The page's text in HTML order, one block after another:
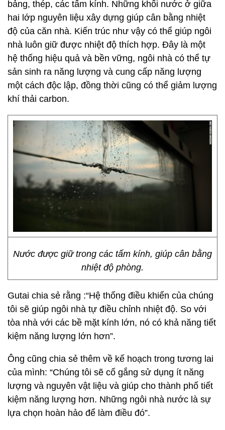
bảng, thép, các tấm kính. Những khối nước ở giữa
hai lớp nguyên liệu xây dựng giúp cân bằng nhiệt
độ của căn nhà. Kiến trúc như vậy có thể giúp ngôi
nhà luôn giữ được nhiệt độ thích hợp. Đây là một
hệ thống hiệu quả và bền vững, ngôi nhà có thể tự
sản sinh ra năng lượng và cung cấp năng lượng
một cách độc lập, đồng thời cũng có thể giảm lượng
khí thải carbon.
Nước được giữ trong các tấm kính, giúp cân bằng
nhiệt độ phòng.
Gutai chia sẻ rằng :“Hệ thống điều khiển của chúng
tôi sẽ giúp ngôi nhà tự điều chỉnh nhiệt độ. So với
tòa nhà với các bề mặt kính lớn, nó có khả năng tiết
kiệm năng lượng lớn hơn”.
Ông cũng chia sẻ thêm về kế hoạch trong tương lai
của mình: “Chúng tôi sẽ cố gắng sử dụng ít năng
lượng và nguyên vật liệu và giúp cho thành phố tiết
kiệm năng lượng hơn. Những ngôi nhà nước là sự
lựa chọn hoàn hảo để làm điều đó”.